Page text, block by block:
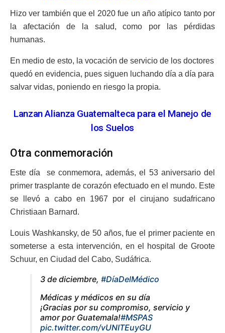
Hizo ver también que el 2020 fue un año atípico tanto por
la afectación de la salud, como por las pérdidas
humanas.
En medio de esto, la vocación de servicio de los doctores
quedó en evidencia, pues siguen luchando día a día para
salvar vidas, poniendo en riesgo la propia.
Lanzan Alianza Guatemalteca para el Manejo de
los Suelos
Otra conmemoración
Este día se conmemora, además, el 53 aniversario del
primer trasplante de corazón efectuado en el mundo. Este
se llevó a cabo en 1967 por el cirujano sudafricano
Christiaan Barnard.
Louis Washkansky, de 50 años, fue el primer paciente en
someterse a esta intervención, en el hospital de Groote
Schuur, en Ciudad del Cabo, Sudáfrica.
3 de diciembre, #DíaDelMédico
Médicas y médicos en su día
¡Gracias por su compromiso, servicio y
amor por Guatemala!#MSPAS
pic.twitter.com/vUNITEuyGU